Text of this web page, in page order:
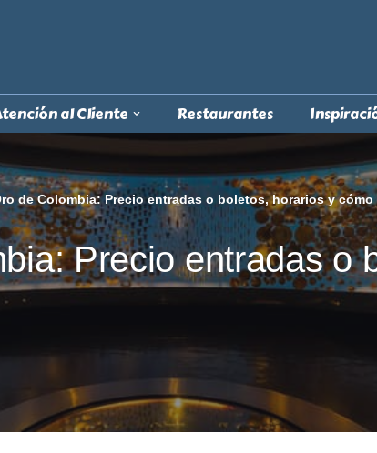
al Cliente Restaurantes
de Colombia: Precio entradas o boletos, horarios y cómo
Precio entradas o